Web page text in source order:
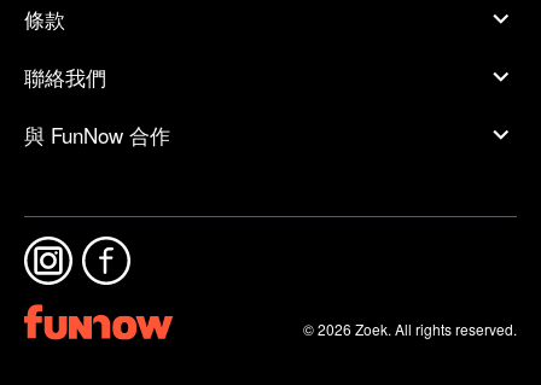
條款
聯絡我們
與 FunNow 合作
© 2026 Zoek. All rights reserved.